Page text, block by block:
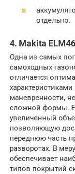
отдельно.
4. Makita
Одна из самых
самоходных
отличается
маневренности,
сложной формы.
увеличенный
позволяющую
переднюю часть
разворотах. В
обеспечивает
типов покрытий